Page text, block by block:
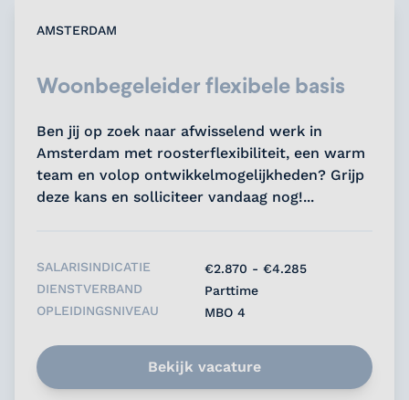
AMSTERDAM
Woonbegeleider flexibele basis
Ben jij op zoek naar afwisselend werk in
Amsterdam met roosterflexibiliteit, een warm
team en volop ontwikkelmogelijkheden? Grijp
deze kans en solliciteer vandaag nog!...
SALARISINDICATIE
€2.870 - €4.285
DIENSTVERBAND
Parttime
OPLEIDINGSNIVEAU
MBO 4
Bekijk vacature